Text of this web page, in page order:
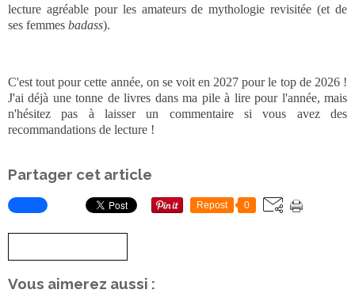
lecture agréable pour les amateurs de mythologie revisitée (et de
ses femmes badass).
C'est tout pour cette année, on se voit en 2027 pour le top de 2026 !
J'ai déjà une tonne de livres dans ma pile à lire pour l'année, mais
n'hésitez pas à laisser un commentaire si vous avez des
recommandations de lecture !
Partager cet article
Repost 0
Vous aimerez aussi :